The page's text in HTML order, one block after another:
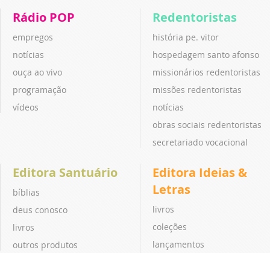
Rádio POP
empregos
notícias
ouça ao vivo
programação
vídeos
Redentoristas
história pe. vitor
hospedagem santo afonso
missionários redentoristas
missões redentoristas
notícias
obras sociais redentoristas
secretariado vocacional
Editora Santuário
bíblias
deus conosco
livros
outros produtos
Editora Ideias &
Letras
livros
coleções
lançamentos